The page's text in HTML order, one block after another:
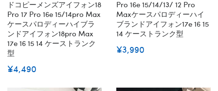
ドコピーメンズアイフォン18
Pro 17 Pro 16e 15/14pro Max
ケースパロディーハイブラ
ンドアイフォン18pro Max
17e 16 15 14 ケーストランク
型
¥4,490
Pro 16e 15/14/13/ 12 Pro
Maxケースパロディーハイ
ブランドアイフォン17e 16 15
14 ケーストランク型
¥3,990